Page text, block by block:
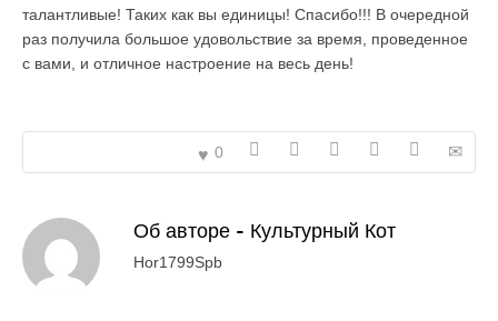
талантливые! Таких как вы единицы! Спасибо!!! В очередной
раз получила большое удовольствие за время, проведенное
с вами, и отличное настроение на весь день!
0
Об авторе - Культурный Кот
Hor1799Spb